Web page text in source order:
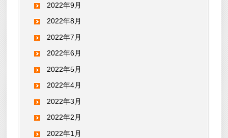
2022年9月
2022年8月
2022年7月
2022年6月
2022年5月
2022年4月
2022年3月
2022年2月
2022年1月